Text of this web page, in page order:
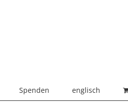
Spenden englisch